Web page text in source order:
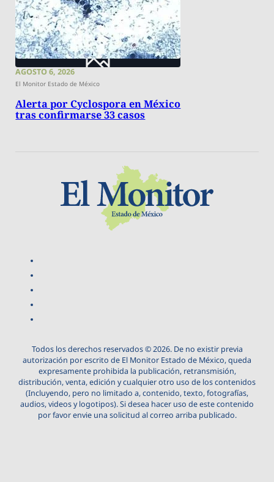
AGOSTO 6, 2026
El Monitor Estado de México
Alerta por Cyclospora en México
tras confirmarse 33 casos
Todos los derechos reservados © 2026. De no existir previa
autorización por escrito de El Monitor Estado de México, queda
expresamente prohibida la publicación, retransmisión,
distribución, venta, edición y cualquier otro uso de los contenidos
(Incluyendo, pero no limitado a, contenido, texto, fotografías,
audios, videos y logotipos). Si desea hacer uso de este contenido
por favor envie una solicitud al correo arriba publicado.